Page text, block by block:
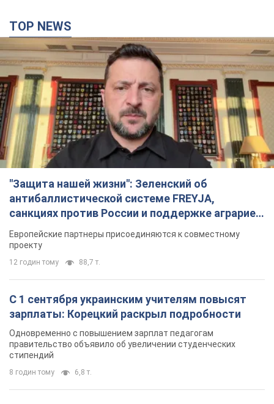
TOP NEWS
"Защита нашей жизни": Зеленский об
антибаллистической системе FREYJA,
санкциях против России и поддержке аграриев.
Видео
Европейские партнеры присоединяются к совместному
проекту
12 годин тому 88,7 т.
С 1 сентября украинским учителям повысят
зарплаты: Корецкий раскрыл подробности
Одновременно с повышением зарплат педагогам
правительство объявило об увеличении студенческих
стипендий
8 годин тому 6,8 т.